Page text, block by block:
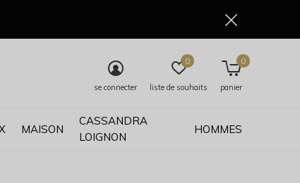
MAISON
CASSANDRA
LOIGNON
HOMMES
se connecter liste de souhaits
0
panier
0